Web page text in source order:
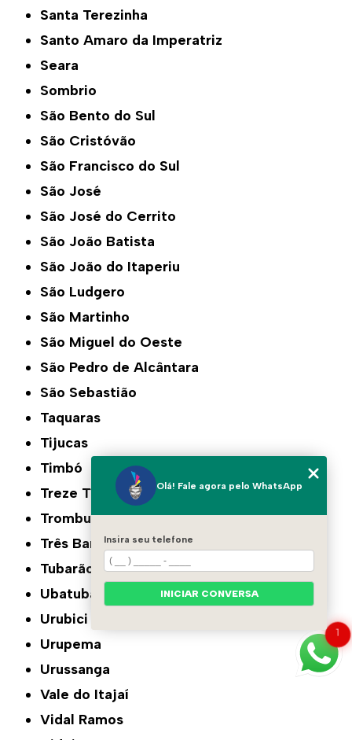
Santa Terezinha
Santo Amaro da Imperatriz
Seara
Sombrio
São Bento do Sul
São Cristóvão
São Francisco do Sul
São José
São José do Cerrito
São João Batista
São João do Itaperiu
São Ludgero
São Martinho
São Miguel do Oeste
São Pedro de Alcântara
São Sebastião
Taquaras
Tijucas
Timbó
Treze Tílias
Trombudo Central
Três Barras
Tubarão
Ubatuba
Urubici
Urupema
Urussanga
Vale do Itajaí
Vidal Ramos
1
Olá! Fale agora pelo WhatsApp
Insira seu telefone
INICIAR CONVERSA